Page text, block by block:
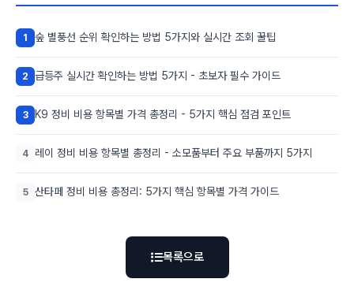
1 숲 별풍선 순위 확인하는 방법 5가지와 실시간 조회 꿀팁
2 급등주 실시간 확인하는 방법 5가지 - 초보자 필수 가이드
3 K9 정비 비용 항목별 가격 총정리 - 5가지 핵심 점검 포인트
4 레이 정비 비용 항목별 총정리 - 소모품부터 주요 부품까지 5가지
5 산타페 정비 비용 총정리: 5가지 핵심 항목별 가격 가이드
목록으로